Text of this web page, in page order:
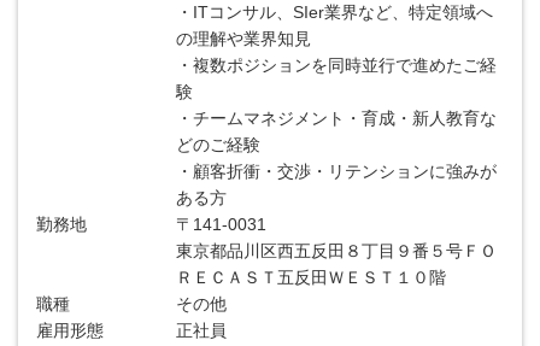
・ITコンサル、SIer業界など、特定領域へ
の理解や業界知見
・複数ポジションを同時並行で進めたご経
験
・チームマネジメント・育成・新人教育な
どのご経験
・顧客折衝・交渉・リテンションに強みが
ある方
勤務地
〒141-0031
東京都品川区西五反田８丁目９番５号ＦＯ
ＲＥＣＡＳＴ五反田ＷＥＳＴ１０階
職種
その他
雇用形態
正社員